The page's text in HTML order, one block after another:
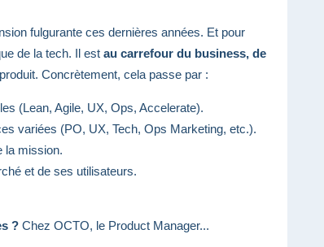
fulgurante ces dernières années. Et pour
de la tech. Il est au carrefour du business, de
Concrètement, cela passe par :
(Lean, Agile, UX, Ops, Accelerate).
variées (PO, UX, Tech, Ops Marketing, etc.).
la mission.
et de ses utilisateurs.
? Chez OCTO, le Product Manager...